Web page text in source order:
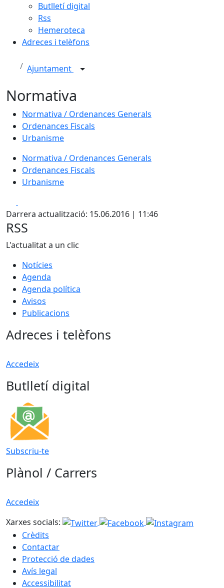
Butlletí digital
Rss
Hemeroteca
Adreces i telèfons
Ajuntament
Normativa
Normativa / Ordenances Generals
Ordenances Fiscals
Urbanisme
Normativa / Ordenances Generals
Ordenances Fiscals
Urbanisme
Darrera actualització: 15.06.2016 | 11:46
RSS
L'actualitat a un clic
Notícies
Agenda
Agenda política
Avisos
Publicacions
Adreces i telèfons
Accedeix
Butlletí digital
Subscriu-te
Plànol / Carrers
Accedeix
Xarxes socials:
Crèdits
Contactar
Protecció de dades
Avís legal
Accessibilitat